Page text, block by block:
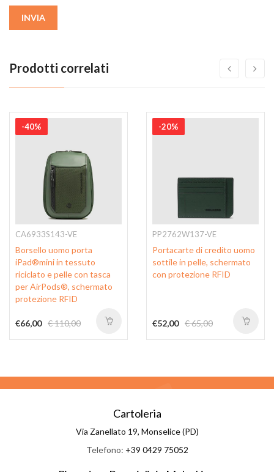
INVIA
Prodotti correlati
-40%
CA6933S143-VE
Borsello uomo porta
iPad®mini in tessuto
riciclato e pelle con tasca
per AirPods®, schermato
protezione RFID
€66,00 € 110,00
-20%
PP2762W137-VE
Portacarte di credito uomo
sottile in pelle, schermato
con protezione RFID
€52,00 € 65,00
Cartoleria
Via Zanellato 19, Monselice (PD)
Telefono: +39 0429 75052